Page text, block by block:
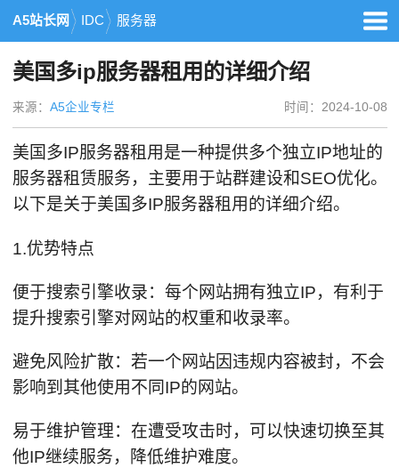
A5站长网 IDC 服务器
美国多ip服务器租用的详细介绍
来源： A5企业专栏 时间：2024-10-08
美国多IP服务器租用是一种提供多个独立IP地址的
服务器租赁服务，主要用于站群建设和SEO优化。
以下是关于美国多IP服务器租用的详细介绍。
1.优势特点
便于搜索引擎收录：每个网站拥有独立IP，有利于
提升搜索引擎对网站的权重和收录率。
避免风险扩散：若一个网站因违规内容被封，不会
影响到其他使用不同IP的网站。
易于维护管理：在遭受攻击时，可以快速切换至其
他IP继续服务，降低维护难度。